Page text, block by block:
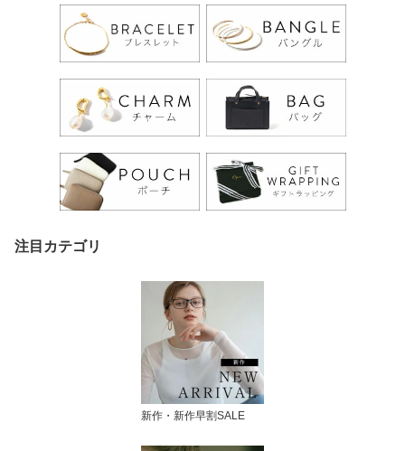
注目カテゴリ
新作・新作早割SALE